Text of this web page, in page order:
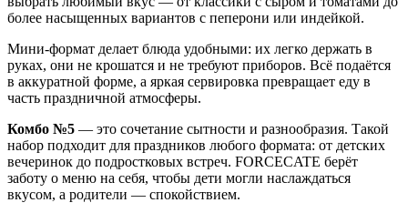
более насыщенных вариантов с пеперони или индейкой.
Мини-формат делает блюда удобными: их легко держать в
руках, они не крошатся и не требуют приборов. Всё подаётся
в аккуратной форме, а яркая сервировка превращает еду в
часть праздничной атмосферы.
Комбо №5 — это сочетание сытности и разнообразия. Такой
набор подходит для праздников любого формата: от детских
вечеринок до подростковых встреч. FORCECATE берёт
заботу о меню на себя, чтобы дети могли наслаждаться
вкусом, а родители — спокойствием.